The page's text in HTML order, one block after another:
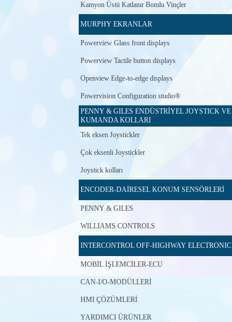
Kamyon Üstü Katlanır Bomlu Vinçler
MURPHY EKRANLAR
Powerview Glass front displays
Powerview Tactile button displays
Openview Edge-to-edge displays
Powervision Configuration studio®
PENNY & GILES ENDÜSTRİYEL JOYSTICK VE
KUMANDA KOLLARI
Tek eksen Joystickler
Çok eksenli Joystickler
Joystick kolları
ENCODER-DAİRESEL KONUM SENSÖRLERİ
PENNY & GILES
WILLIAMS CONTROLS
INTERCONTROL OFF-HIGHWAY ELECTRONIC
MOBİL İŞLEMCİLER-ECU
CAN-I/O-MODÜLLERİ
HMI ÇÖZÜMLERİ
YARDIMCI ÜRÜNLER